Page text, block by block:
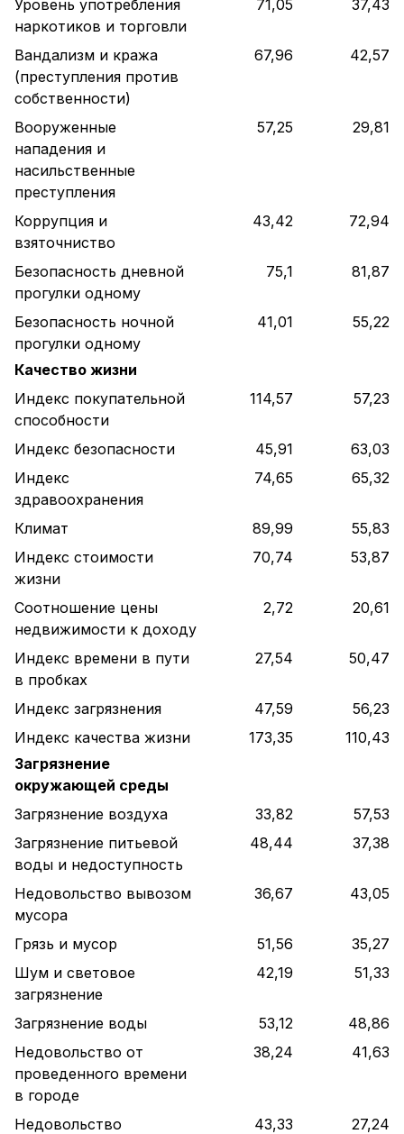
Уровень употребления
наркотиков и торговли
71,05 37,43
Вандализм и кража
(преступления против
собственности)
67,96 42,57
Вооруженные
нападения и
насильственные
преступления
57,25 29,81
Коррупция и
взяточниство
43,42 72,94
Безопасность дневной
прогулки одному
75,1 81,87
Безопасность ночной
прогулки одному
41,01 55,22
Качество жизни
Индекс покупательной
способности
114,57 57,23
Индекс безопасности 45,91
63,03
Индекс
здравоохранения
74,65 65,32
Климат 89,99
55,83
Индекс стоимости
жизни
70,74 53,87
Соотношение цены
недвижимости к доходу
2,72 20,61
Индекс времени в пути
в пробках
27,54 50,47
Индекс загрязнения 47,59
56,23
Индекс качества жизни
173,35
110,43
Загрязнение
окружающей среды
Загрязнение воздуха
33,82
57,53
Загрязнение питьевой
воды и недоступность
48,44 37,38
Недовольство вывозом
мусора
36,67 43,05
Грязь и мусор 51,56
35,27
Шум и световое
загрязнение
42,19 51,33
Загрязнение воды 53,12
48,86
Недовольство от
проведенного времени
в городе
38,24 41,63
Недовольство
43,33 27,24